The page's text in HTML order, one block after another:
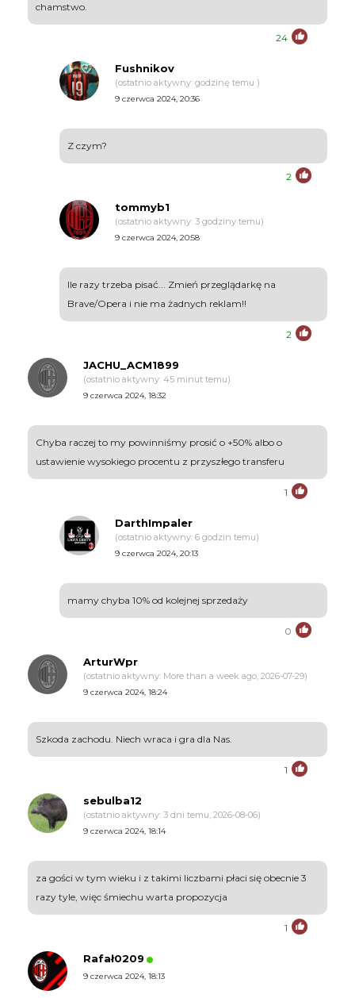
chamstwo.
24
Fushnikov
(ostatnio aktywny: godzinę temu )
9 czerwca 2024, 20:36
Z czym?
2
tommyb1
(ostatnio aktywny: 3 godziny temu)
9 czerwca 2024, 20:58
Ile razy trzeba pisać... Zmień przeglądarkę na
Brave/Opera i nie ma żadnych reklam!!
2
JACHU_ACM1899
(ostatnio aktywny: 45 minut temu)
9 czerwca 2024, 18:32
Chyba raczej to my powinniśmy prosić o +50% albo o
ustawienie wysokiego procentu z przyszłego transferu
1
DarthImpaler
(ostatnio aktywny: 6 godzin temu)
9 czerwca 2024, 20:13
mamy chyba 10% od kolejnej sprzedaży
0
ArturWpr
(ostatnio aktywny: More than a week ago, 2026-07-29)
9 czerwca 2024, 18:24
Szkoda zachodu. Niech wraca i gra dla Nas.
1
sebulba12
(ostatnio aktywny: 3 dni temu, 2026-08-06)
9 czerwca 2024, 18:14
za gości w tym wieku i z takimi liczbami płaci się obecnie 3
razy tyle, więc śmiechu warta propozycja
1
Rafał0209
9 czerwca 2024, 18:13